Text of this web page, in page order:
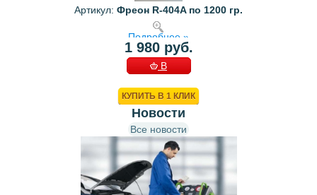
Артикул: Фреон R-404A по 1200 гр.
Подробнее »
1 980 руб.
В
КУПИТЬ В 1 КЛИК
Новости
Все новости